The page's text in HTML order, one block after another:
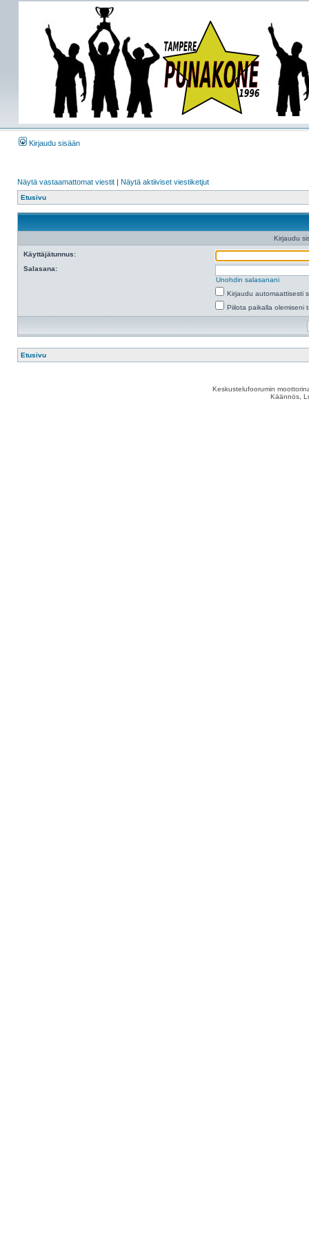
Kirjaudu sisään
Näytä vastaamattomat viestit | Näytä aktiiviset viestiketjut
Etusivu
Kirjaudu
Käyttäjätunnus:
Salasana:
Unohdin salasanani
Kirjaudu automaattisesti
Piilota paikalla olemiseni
Etusivu
Keskustelufoorumin
Käännös,